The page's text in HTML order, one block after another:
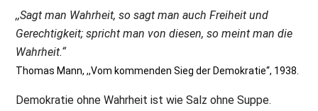
,,Sagt man Wahrheit, so sagt man auch Freiheit und
Gerechtigkeit; spricht man von diesen, so meint man die
Wahrheit.“
Thomas Mann, ,,Vom kommenden Sieg der Demokratie“, 1938.
Demokratie ohne Wahrheit ist wie Salz ohne Suppe.